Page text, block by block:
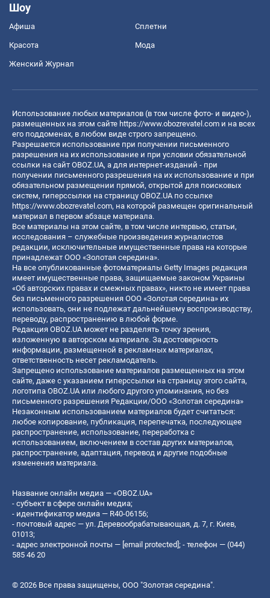
Шоу
Афиша Сплетни
Красота Мода
Женский Журнал
Использование любых материалов (в том числе фото- и видео-),
размещенных на этом сайте https://www.obozrevatel.com и на всех
его поддоменах, в любом виде строго запрещено.
Разрешается использование при получении письменного
разрешения на их использование и при условии обязательной
ссылки на сайт OBOZ.UA, а для интернет-изданий - при
получении письменного разрешения на их использование и при
обязательном размещении прямой, открытой для поисковых
систем, гиперссылки на страницу OBOZ.UA по ссылке
https://www.obozrevatel.com, на которой размещен оригинальный
материал в первом абзаце материала.
Все материалы на этом сайте, в том числе интервью, статьи,
исследования – служебные произведения журналистов
редакции, исключительные имущественные права на которые
принадлежат ООО «Золотая середина».
На все опубликованные фотоматериалы Getty Images редакция
имеет имущественные права, защищаемые законом Украины
«Об авторских правах и смежных правах», никто не имеет права
без письменного разрешения ООО «Золотая середина» их
использовать, они не подлежат дальнейшему воспроизводству,
переводу, распространению в любой форме.
Редакция OBOZ.UA может не разделять точку зрения,
изложенную в авторском материале. За достоверность
информации, размещенной в рекламных материалах,
ответственность несет рекламодатель.
Запрещено использование материалов размещенных на этом
сайте, даже с указанием гиперссылки на страницу этого сайта,
логотипа OBOZ.UA или любого другого упоминания, но без
письменного разрешения Редакции/ООО «Золотая середина»
Незаконным использованием материалов будет считаться:
любое копирование, публикация, перепечатка, последующее
распространение, использование, переработка с
использованием, включением в состав других материалов,
распространение, адаптация, перевод и другие подобные
изменения материала.
Название онлайн медиа — «OBOZ.UA»
- субъект в сфере онлайн медиа;
- идентификатор медиа — R40-06156;
- почтовый адрес — ул. Деревообрабатывающая, д. 7, г. Киев,
01013;
- адрес электронной почты — [email protected]; - телефон — (044)
585 46 20
© 2026 Все права защищены, ООО "Золотая середина".